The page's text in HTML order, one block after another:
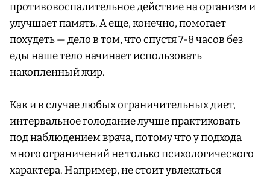
противовоспалительное действие на организм и
улучшает память. А еще, конечно, помогает
похудеть — дело в том, что спустя 7-8 часов без
еды наше тело начинает использовать
накопленный жир.
Как и в случае любых ограничительных диет,
интервальное голодание лучше практиковать
под наблюдением врача, потому что у подхода
много ограничений не только психологического
характера. Например, не стоит увлекаться